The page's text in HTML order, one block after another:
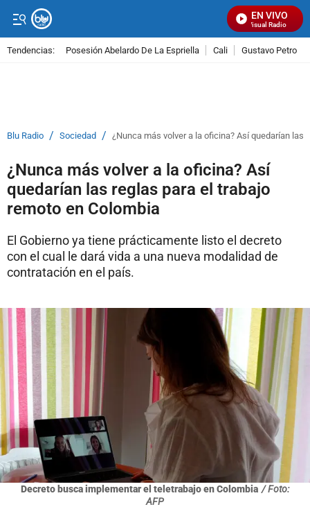
EN VIVO
Señal Visual Radio
Tendencias: Posesión Abelardo De La Espriella Cali Gustavo Petro
Blu Radio / Sociedad / ¿Nunca más volver a la oficina? Así quedarían las
¿Nunca más volver a la oficina? Así
quedarían las reglas para el trabajo
remoto en Colombia
El Gobierno ya tiene prácticamente listo el decreto
con el cual le dará vida a una nueva modalidad de
contratación en el país.
Decreto busca implementar el teletrabajo en Colombia / Foto:
AFP